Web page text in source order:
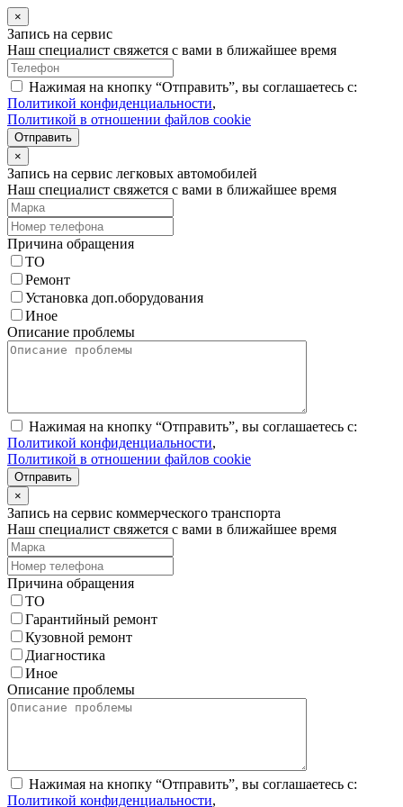
×
Запись на сервис
Наш специалист свяжется с вами в ближайшее время
Нажимая на кнопку “Отправить”, вы соглашаетесь с:
Политикой конфиденциальности,
Политикой в отношении файлов cookie
Отправить
×
Запись на сервис легковых автомобилей
Наш специалист свяжется с вами в ближайшее время
Причина обращения
ТО
Ремонт
Установка доп.оборудования
Иное
Описание проблемы
Нажимая на кнопку “Отправить”, вы соглашаетесь с:
Политикой конфиденциальности,
Политикой в отношении файлов cookie
Отправить
×
Запись на сервис коммерческого транспорта
Наш специалист свяжется с вами в ближайшее время
Причина обращения
ТО
Гарантийный ремонт
Кузовной ремонт
Диагностика
Иное
Описание проблемы
Нажимая на кнопку “Отправить”, вы соглашаетесь с:
Политикой конфиденциальности,